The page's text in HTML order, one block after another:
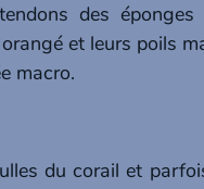
des éponges
et leurs poils
macro.
du corail et